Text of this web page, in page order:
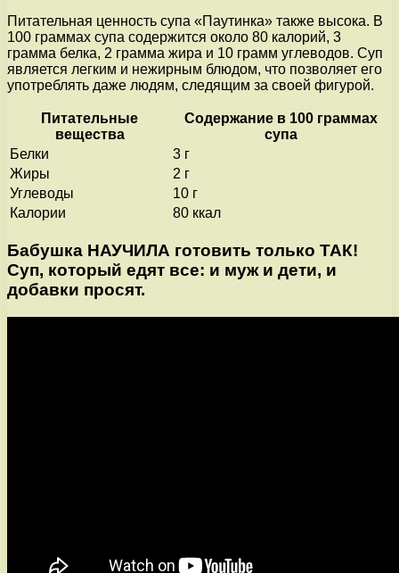
Питательная ценность супа «Паутинка» также высока. В
100 граммах супа содержится около 80 калорий, 3
грамма белка, 2 грамма жира и 10 грамм углеводов. Суп
является легким и нежирным блюдом, что позволяет его
употреблять даже людям, следящим за своей фигурой.
Питательные
вещества
Содержание в 100 граммах
супа
Белки
3 г
Жиры
2 г
Углеводы
10 г
Калории
80 ккал
Бабушка НАУЧИЛА готовить только ТАК!
Суп, который едят все: и муж и дети, и
добавки просят.